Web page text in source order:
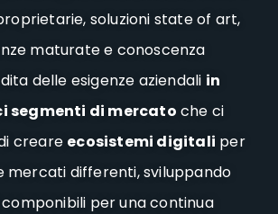
soluzioni state of art,
maturate e conoscenza
delle esigenze aziendali in
segmenti di mercato che ci
creare ecosistemi digitali per
mercati differenti, sviluppando
componibili per una continua